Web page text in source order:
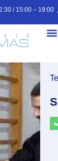
/ 15:00 – 19:00